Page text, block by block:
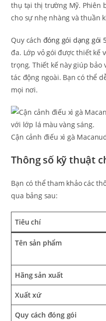
thụ tại thị trường Mỹ. Phiên
cho sự nhẹ nhàng và thuần
Quy cách đóng gói dạng gói
đa. Lớp vỏ gói được thiết kế
trọng. Thiết kế này giúp bảo
tác động ngoài. Bạn có thể
mọi nơi.
Cận cảnh điếu xì gà
Thông số kỹ thuật
Bạn có thể tham khảo các
qua bảng sau:
Tiêu chí
Tên sản phẩm
Hãng sản xuất
Xuất xứ
Quy cách đóng gói